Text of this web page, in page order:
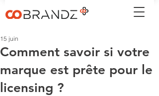
Comment savoir si votre
marque est prête pour le
licensing ?
15 juin